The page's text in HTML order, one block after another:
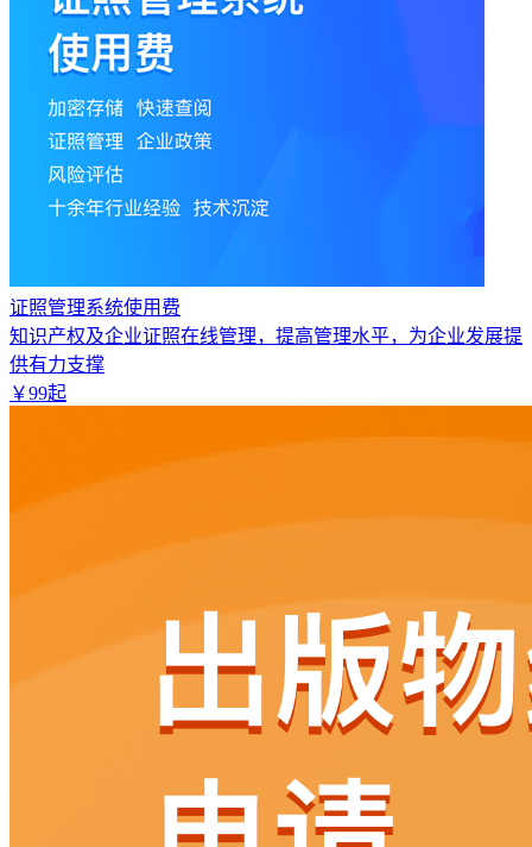
证照管理系统使用费
知识产权及企业证照在线管理，提高管理水平，为企业发展提
供有力支撑
￥99起